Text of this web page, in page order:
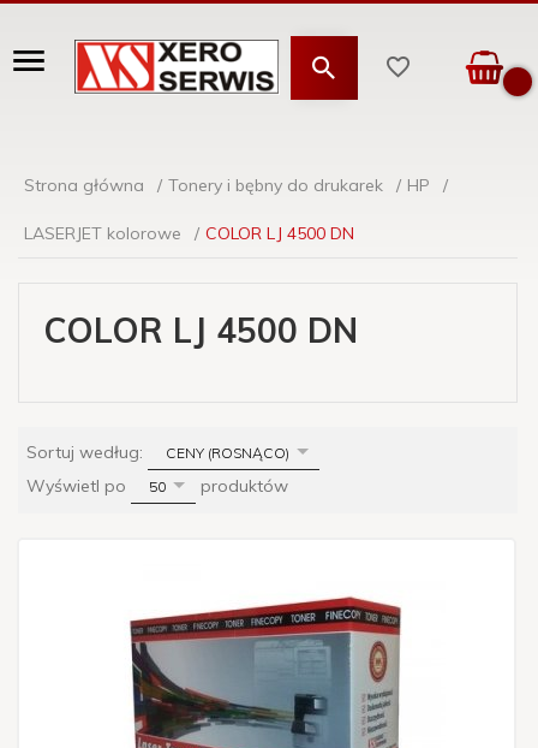
Strona główna Tonery i bębny do drukarek HP
LASERJET kolorowe COLOR LJ 4500 DN
COLOR LJ 4500 DN
Sortuj według: sortCENY (ROSNĄCO)
Wyświetl po pop
50 produktów